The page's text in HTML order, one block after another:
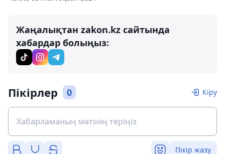
Жаңалықтан zakon.kz сайтында
хабардар болыңыз:
Пікірлер 0 Кіру
Пікір жазу